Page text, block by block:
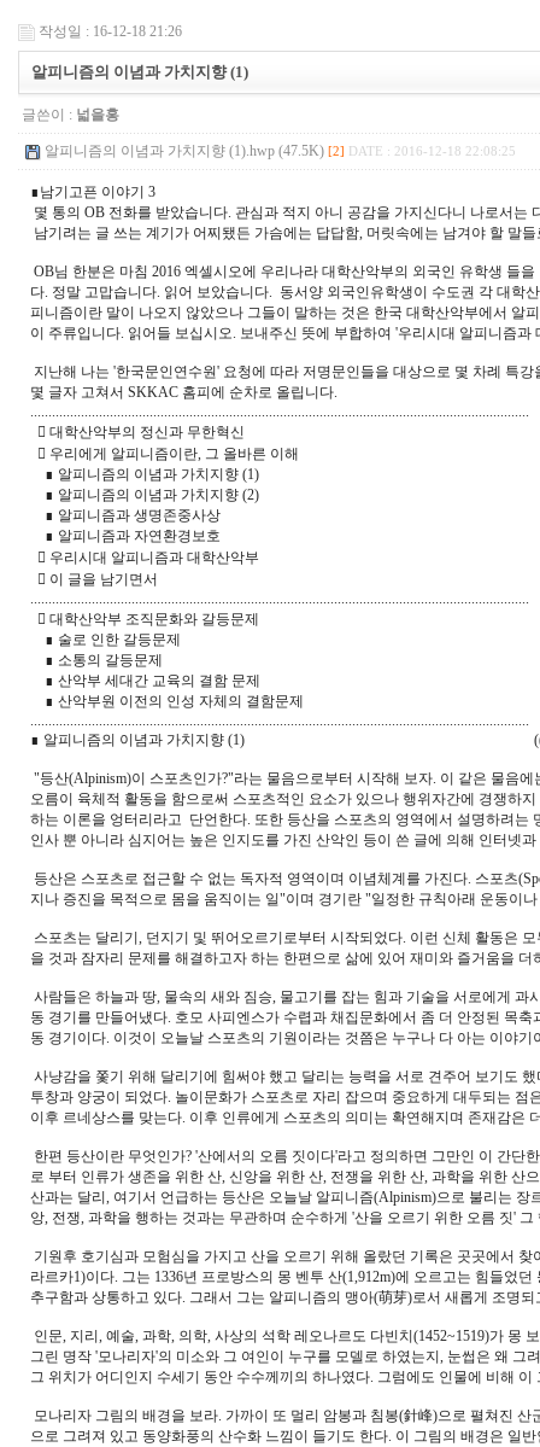
작성일 : 16-12-18 21:26
알피니즘의 이념과 가치지향 (1)
글쓴이 : 넓을홍
알피니즘의 이념과 가치지향 (1).hwp (47.5K) [2] DATE : 2016-12-18 22:08:25
∎남기고픈 이야기 3
몇 통의 OB 전화를 받았습니다. 관심과 적지 아니 공감을 가지신다니 나로서는
남기려는 글 쓰는 계기가 어찌됐든 가슴에는 답답함, 머릿속에는 남겨야 할 말
OB님 한분은 마침 2016 엑셀시오에 우리나라 대학산악부의 외국인 유학생 들
다. 정말 고맙습니다. 읽어 보았습니다. 동서양 외국인유학생이 수도권 각 대학
피니즘이란 말이 나오지 않았으나 그들이 말하는 것은 한국 대학산악부에서
이 주류입니다. 읽어들 보십시오. 보내주신 뜻에 부합하여 '우리시대 알피니즘
지난해 나는 '한국문인연수원' 요청에 따라 저명문인들을 대상으로 몇 차례 특
몇 글자 고쳐서 SKKAC 홈피에 순차로 올립니다.
..........................................................................................................................................
⃟ 대학산악부의 정신과 무한혁신
⃟ 우리에게 알피니즘이란, 그 올바른 이해
∎ 알피니즘의 이념과 가치지향 (1)
∎ 알피니즘의 이념과 가치지향 (2)
∎ 알피니즘과 생명존중사상
∎ 알피니즘과 자연환경보호
⃟ 우리시대 알피니즘과 대학산악부
⃟ 이 글을 남기면서
..........................................................................................................................................
⃟ 대학산악부 조직문화와 갈등문제
∎ 술로 인한 갈등문제
∎ 소통의 갈등문제
∎ 산악부 세대간 교육의 결함 문제
∎ 산악부원 이전의 인성 자체의 결함문제
..........................................................................................................................................
∎ 알피니즘의 이념과 가치지향 (1) ((
"등산(Alpinism)이 스포츠인가?"라는 물음으로부터 시작해 보자. 이 같은 물음
오름이 육체적 활동을 함으로써 스포츠적인 요소가 있으나 행위자간에 경쟁하
하는 이론을 엉터리라고 단언한다. 또한 등산을 스포츠의 영역에서 설명하려
인사 뿐 아니라 심지어는 높은 인지도를 가진 산악인 등이 쓴 글에 의해 인터넷
등산은 스포츠로 접근할 수 없는 독자적 영역이며 이념체계를 가진다. 스포츠
지나 증진을 목적으로 몸을 움직이는 일"이며 경기란 "일정한 규칙아래 운동이
스포츠는 달리기, 던지기 및 뛰어오르기로부터 시작되었다. 이런 신체 활동은
을 것과 잠자리 문제를 해결하고자 하는 한편으로 삶에 있어 재미와 즐거움을
사람들은 하늘과 땅, 물속의 새와 짐승, 물고기를 잡는 힘과 기술을 서로에게
동 경기를 만들어냈다. 호모 사피엔스가 수렵과 채집문화에서 좀 더 안정된 목
동 경기이다. 이것이 오늘날 스포츠의 기원이라는 것쯤은 누구나 다 아는 이야기
사냥감을 쫓기 위해 달리기에 힘써야 했고 달리는 능력을 서로 견주어 보기도
투창과 양궁이 되었다. 놀이문화가 스포츠로 자리 잡으며 중요하게 대두되는
이후 르네상스를 맞는다. 이후 인류에게 스포츠의 의미는 확연해지며 존재감은
한편 등산이란 무엇인가? '산에서의 오름 짓이다'라고 정의하면 그만인 이 간
로 부터 인류가 생존을 위한 산, 신앙을 위한 산, 전쟁을 위한 산, 과학을 위한
산과는 달리, 여기서 언급하는 등산은 오늘날 알피니즘(Alpinism)으로 불리는
앙, 전쟁, 과학을 행하는 것과는 무관하며 순수하게 '산을 오르기 위한 오름 짓'
기원후 호기심과 모험심을 가지고 산을 오르기 위해 올랐던 기록은 곳곳에서
라르카1)이다. 그는 1336년 프로방스의 몽 벤투 산(1,912m)에 오르고는 힘들었
추구함과 상통하고 있다. 그래서 그는 알피니즘의 맹아(萌芽)로서 새롭게 조명되
인문, 지리, 예술, 과학, 의학, 사상의 석학 레오나르도 다빈치(1452~1519)가
그린 명작 '모나리자'의 미소와 그 여인이 누구를 모델로 하였는지, 눈썹은 왜
그 위치가 어디인지 수세기 동안 수수께끼의 하나였다. 그럼에도 인물에 비해
모나리자 그림의 배경을 보라. 가까이 또 멀리 암봉과 침봉(針峰)으로 펼쳐진
으로 그려져 있고 동양화풍의 산수화 느낌이 들기도 한다. 이 그림의 배경은 일